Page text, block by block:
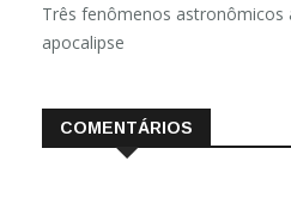
Três fenômenos astronômicos
apocalipse
COMENTÁRIOS